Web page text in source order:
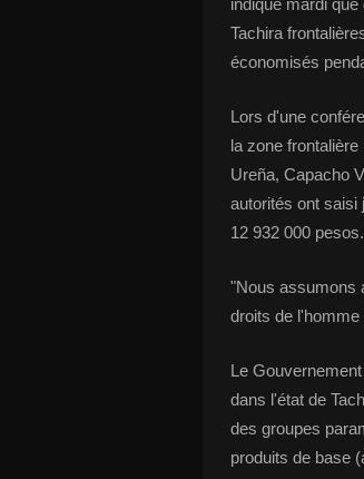
indiqué mardi
Tachira
économisés
Lors d'une
la zone
Ureña, Capacho
autorités ont saisi
12 932 000 pesos.
"Nous assumons
droits de l'homme
Le
dans l'état de
des groupes
produits de base